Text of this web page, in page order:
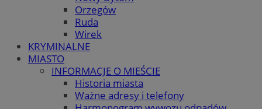
Orzegów
Ruda
Wirek
KRYMINALNE
MIASTO
INFORMACJE O MIEŚCIE
Historia miasta
Ważne adresy i telefony